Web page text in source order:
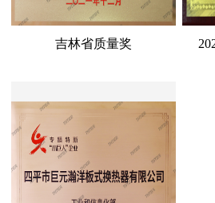
吉林省质量奖